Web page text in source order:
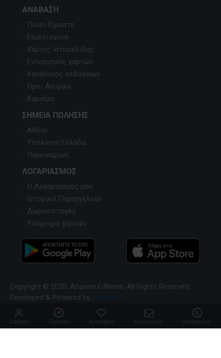
ΑΝΆΒΑΣΗ
Ποιοι Είμαστε
Επικοινωνία
Χάρτης Ιστοσελίδας
Εντοπισμός χαρτών
Κατάλογος εκδόσεων
Όροι Αγορών
Καριέρα
ΣΗΜΕΊΑ ΠΏΛΗΣΗΣ
Αθήνα
Υπόλοιπη Ελλάδα
Παγκοσμίως
ΛΟΓΑΡΙΑΣΜΌΣ
Ο Λογαριασμός μου
Ιστορικό Παραγγελιών
Δωροεπιταγές
Υπόμνημα χαρτών
Copyright © 2020, Anavasi Editions, All Rights Reserved.
Developed & Powered by
Σύνδεση Εγγραφή Αγαπημένα Επικοινωνία Καλέστε μας